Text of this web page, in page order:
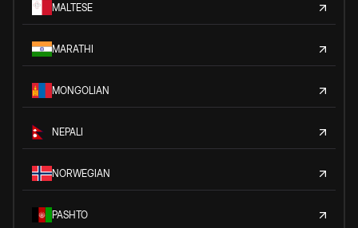
MALTESE
MARATHI
MONGOLIAN
NEPALI
NORWEGIAN
PASHTO